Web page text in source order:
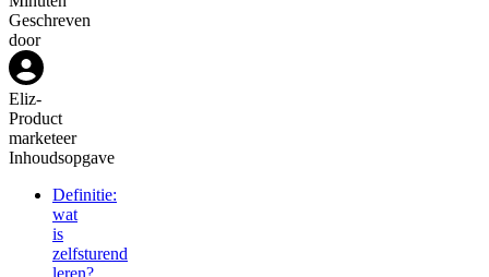
Geschreven
door
Eliz-
Product
marketeer
Inhoudsopgave
Definitie:
wat
is
zelfsturend
leren?